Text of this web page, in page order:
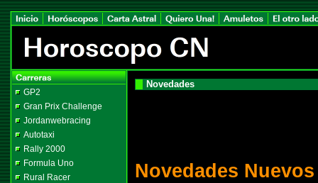
GP2
Gran Prix Challenge
Jordanwebracing
Autotaxi
Rally 2000
Formula Uno
Rural Racer
Novedades
Novedades